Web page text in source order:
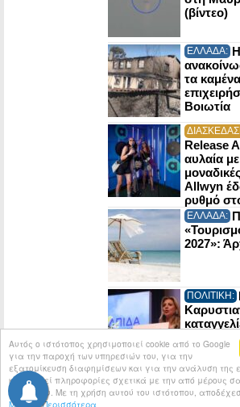
Αυτός ο ιστότοπος χρησιμοποιεί cookie από το Google
για την παροχή των υπηρεσιών του, για την
εξατομίκευση διαφημίσεων και για την ανάλυση της
κοινοποιεί πληροφορίες σχετικά με την από μέρους
ιστότοπου. Με τη χρήση αυτού του ιστότοπου,
Μάθετε Περισσότερα
(βίντεο)
ΕΛΛΑΔΑ:
τα καμένα
Βοιωτία
Release
αυλαία
Allwyn
ρυθμό
ΕΛΛΑΔΑ:
2027»:
ΠΟΛΙΤΙΚΗ:
στελέχη
© 2026 Tribune.gr All rights reserved.
Entries RSS
Κατασκευή Ιστοσελίδων tcp.gr Project - V2